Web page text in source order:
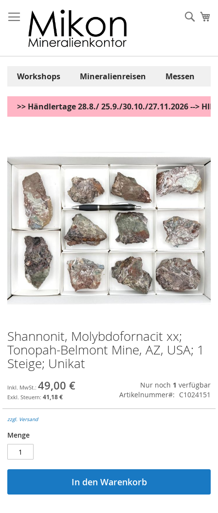
Inhalt
springen
Workshops Mineralienreisen Messen
>> Händlertage 28.8./ 25.9./30.10./27.11.2026 -->
Bildgalerie
springen
Zum
Anfang
der
Bildgalerie
springen
Shannonit, Molybdofornacit xx;
Tonopah-Belmont Mine, AZ, USA; 1
Steige; Unikat
49,00 €
41,18 €
Nur noch 1 verfügbar
Artikelnummer
C1024151
zzgl. Versand
Menge
In den Warenkorb